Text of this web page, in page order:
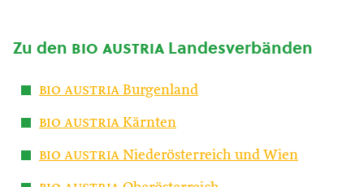
Zu den bio austria Landesverbänden
bio austria Burgenland
bio austria Kärnten
bio austria Niederösterreich und Wien